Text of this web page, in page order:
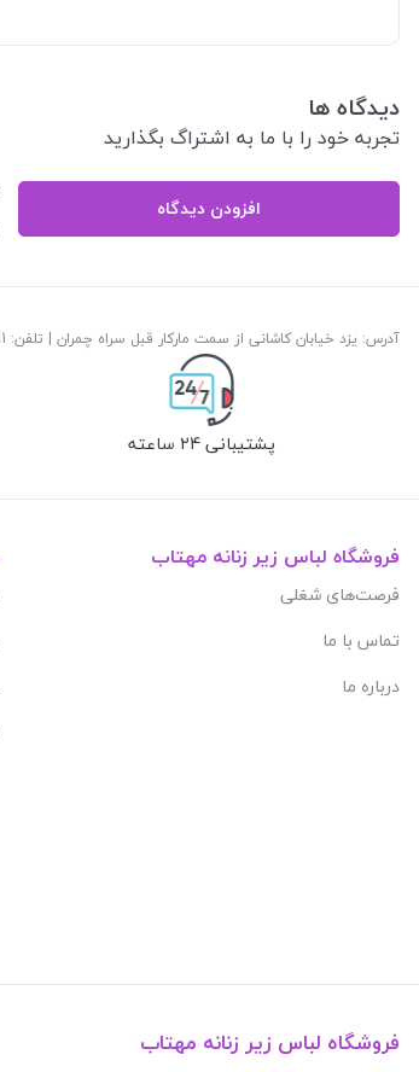
دیدگاه ها
تجربه خود را با ما به اشتراگ بگذارید
افزودن دیدگاه
آدرس: یزد خیابان کاشانی از سمت مارکار قبل سراه چمران | تلفن: ‎035-36243291 | پست الکترونیک:
پشتیبانی 24 ساعته
فروشگاه لباس زیر زنانه مهتاب
فرصت‌های شغلی
تماس با ما
درباره ما
فروشگاه لباس زیر زنانه مهتاب